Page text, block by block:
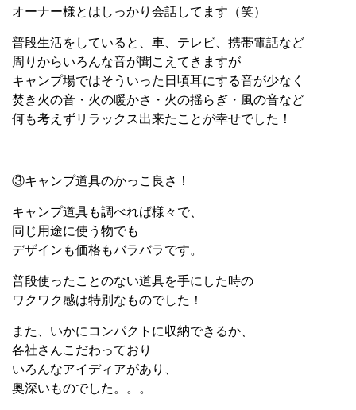
オーナー様とはしっかり会話してます（笑）
普段生活をしていると、車、テレビ、携帯電話など
周りからいろんな音が聞こえてきますが
キャンプ場ではそういった日頃耳にする音が少なく
焚き火の音・火の暖かさ・火の揺らぎ・風の音など
何も考えずリラックス出来たことが幸せでした！
③キャンプ道具のかっこ良さ！
キャンプ道具も調べれば様々で、
同じ用途に使う物でも
デザインも価格もバラバラです。
普段使ったことのない道具を手にした時の
ワクワク感は特別なものでした！
また、いかにコンパクトに収納できるか、
各社さんこだわっており
いろんなアイディアがあり、
奥深いものでした。。。